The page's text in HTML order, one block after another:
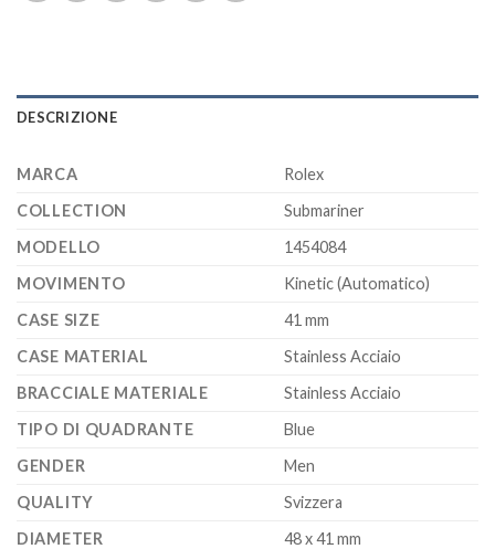
DESCRIZIONE
MARCA
Rolex
COLLECTION
Submariner
MODELLO
1454084
MOVIMENTO
Kinetic (Automatico)
CASE SIZE
41 mm
CASE MATERIAL
Stainless Acciaio
BRACCIALE MATERIALE
Stainless Acciaio
TIPO DI QUADRANTE
Blue
GENDER
Men
QUALITY
Svizzera
DIAMETER
48 x 41 mm